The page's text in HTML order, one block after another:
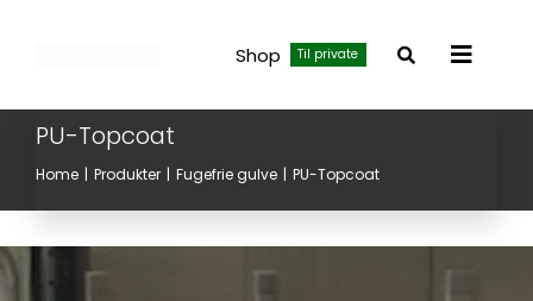
Shop Til private
Toggle
PU-Topcoat
Home Produkter Fugefrie gulve PU-Topcoat